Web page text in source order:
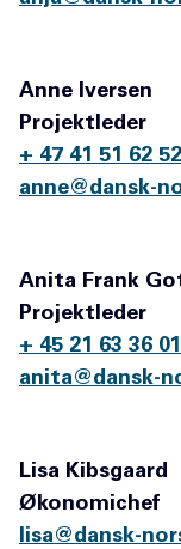
Anne Iversen
Projektleder
+ 47 41 51 62 52
anne@dansk-
Anita Frank
Projektleder
+ 45 21 63 36 01
anita@dansk-
Lisa Kibsgaard
Økonomichef
lisa@dansk-